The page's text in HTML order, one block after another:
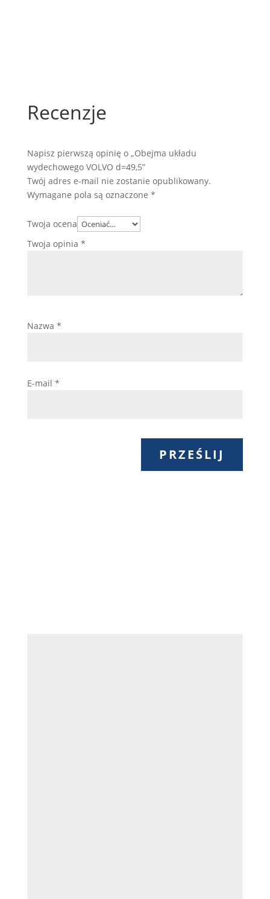
Recenzje
Napisz pierwszą opinię o „Obejma układu
wydechowego VOLVO d=49,5”
Twój adres e-mail nie zostanie opublikowany.
Wymagane pola są oznaczone *
Twoja ocena
Twoja opinia *
Nazwa *
E-mail *
PRZEŚLIJ